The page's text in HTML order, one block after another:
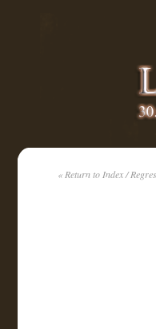
« Return to Index /